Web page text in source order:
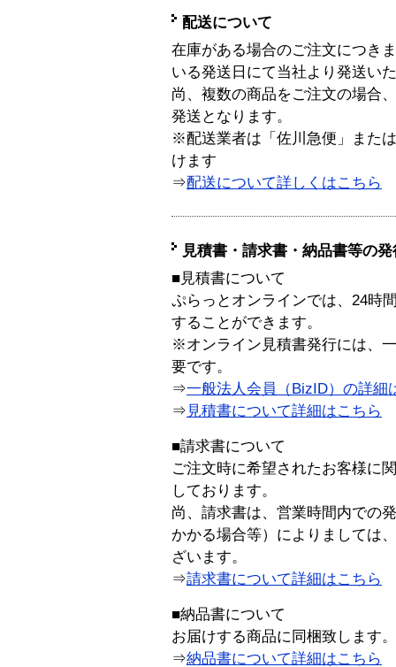
配送について
在庫がある場合のご注文につき
いる発送日にて当社より発送い
尚、複数の商品をご注文の場合
発送となります。
※配送業者は「佐川急便」また
けます
⇒配送について詳しくはこちら
見積書・請求書・納品書等の
■見積書について
ぷらっとオンラインでは、24時
することができます。
※オンライン見積書発行には、
要です。
⇒一般法人会員（BizID）の詳細
⇒ 見積書について詳細はこちら
■請求書について
ご注文時に希望されたお客様に
しております。
尚、請求書は、営業時間内での
かかる場合等）によりましては
ざいます。
⇒請求書について詳細はこちら
■納品書について
お届けする商品に同梱致します。
⇒納品書について詳細はこちら